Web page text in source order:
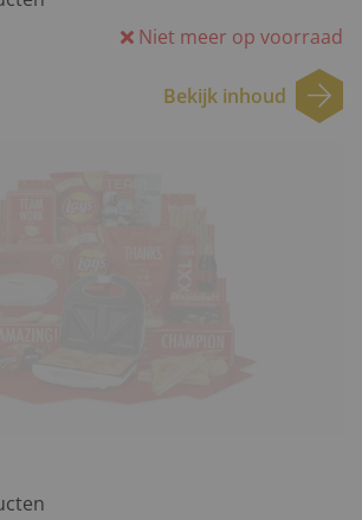
Niet meer op voorraad
Bekijk inhoud